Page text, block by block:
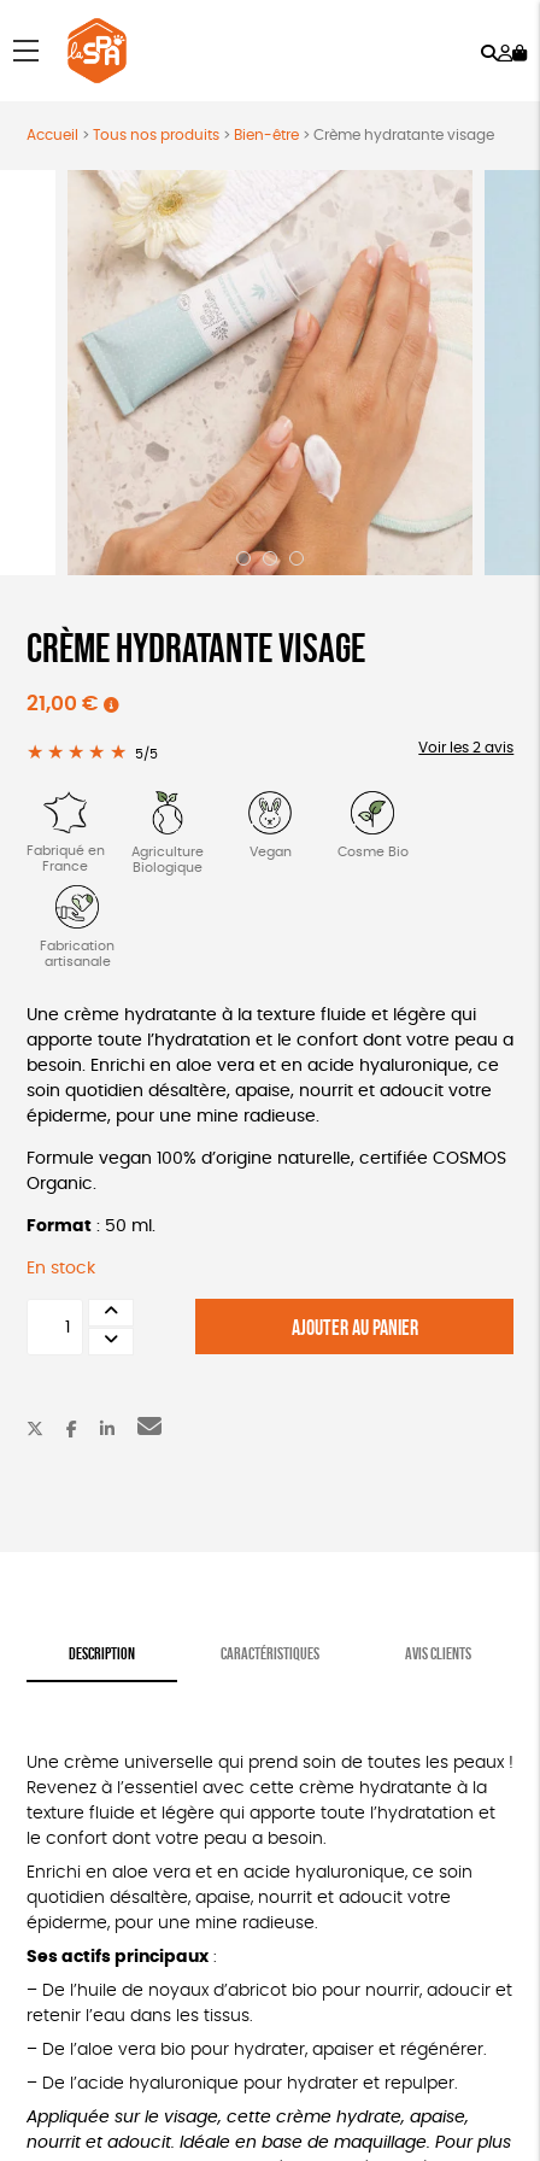
menu
Accueil > Tous nos produits> Bien-être> Crème hydratante visage
Crème hydratante visage
21,00 €
★★★★★
★★★★★ 5/5 Voir les 2 avis
Fabriqué en
France
Agriculture
Biologique
Vegan Cosme Bio
Fabrication
artisanale
Une crème hydratante à la texture fluide et légère qui
apporte toute l’hydratation et le confort dont votre peau a
besoin. Enrichi en aloe vera et en acide hyaluronique, ce
soin quotidien désaltère, apaise, nourrit et adoucit votre
épiderme, pour une mine radieuse.
Formule vegan 100% d’origine naturelle, certifiée COSMOS
Organic.
Format: 50 ml.
En stock
AJOUTER AU PANIER
DESCRIPTION CARACTÉRISTIQUES AVIS CLIENTS
Une crème universelle qui prend soin de toutes les peaux !
Revenez à l’essentiel avec cette crème hydratante à la
texture fluide et légère qui apporte toute l’hydratation et
le confort dont votre peau a besoin.
Enrichi en aloe vera et en acide hyaluronique, ce soin
quotidien désaltère, apaise, nourrit et adoucit votre
épiderme, pour une mine radieuse.
Ses actifs principaux:
– De l’huile de noyaux d’abricot bio pour nourrir, adoucir et
retenir l’eau dans les tissus.
– De l’aloe vera bio pour hydrater, apaiser et régénérer.
– De l’acide hyaluronique pour hydrater et repulper.
Appliquée sur le visage, cette crème hydrate, apaise,
nourrit et adoucit. Idéale en base de maquillage. Pour plus